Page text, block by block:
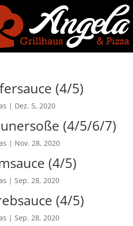
(4/5)
| Dez. 5, 2020
(4/5/6/7)
| Nov. 28, 2020
(4/5)
|Sep. 28, 2020
(4/5)
|Sep. 28, 2020